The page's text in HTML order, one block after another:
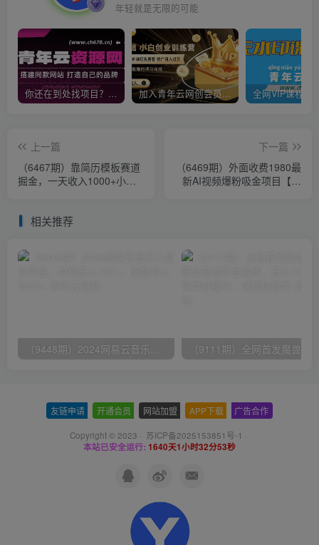
年轻就是无限的可能
你还在到处找项目？还在当韭菜？我靠卖项目一个月收入5万+，曾经我也是个失败者。 加入青年云网创会员，全站资源免费学习。加入高级合伙人，推广日入1000+
上一篇
（6467期）靠简历模板赛道
掘金，一天收入1000+小白
下一篇
（6469期）外面收费1980最
新AI视频爆粉吸金项目【详
相关推荐
友链申请 开通会员 网站加盟 APP下载 广告合作
Copyright © 2023 · 苏ICP备2025153851号-1 ·
本站已安全运行: 1640天1小时32分54秒